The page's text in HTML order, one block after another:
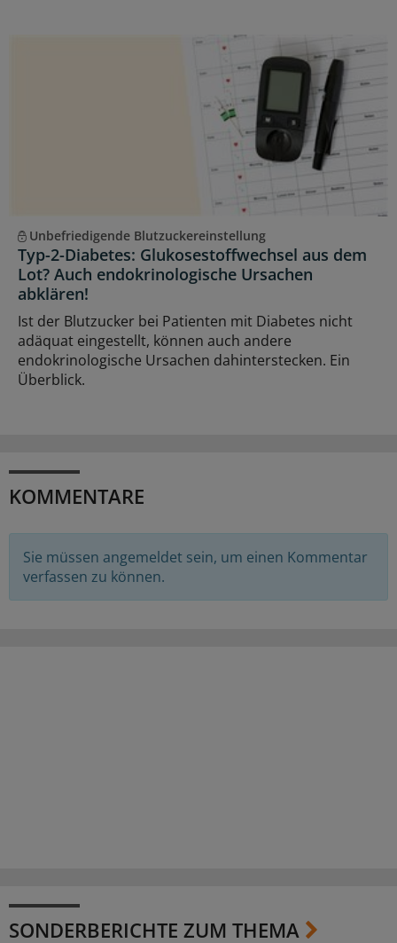
Unbefriedigende Blutzuckereinstellung
Typ-2-Diabetes: Glukosestoffwechsel aus dem
Lot? Auch endokrinologische Ursachen
abklären!
Ist der Blutzucker bei Patienten mit Diabetes nicht
adäquat eingestellt, können auch andere
endokrinologische Ursachen dahinterstecken. Ein
Überblick.
KOMMENTARE
Sie müssen angemeldet sein, um einen Kommentar
verfassen zu können.
SONDERBERICHTE ZUM THEMA